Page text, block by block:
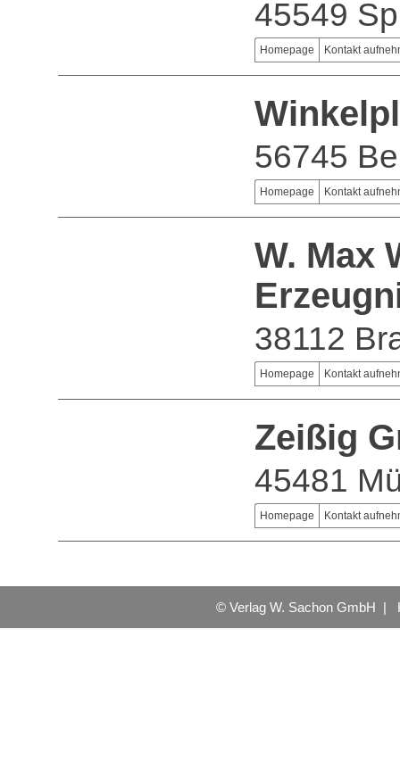
45549
Homepage Kontakt
56745
Homepage Kontakt
W. Max
38112
Homepage Kontakt
Zeißig
45481
Homepage Kontakt
© Verlag W. Sachon GmbH |